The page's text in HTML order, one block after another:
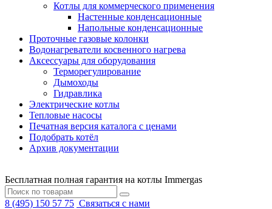
Котлы для коммерческого применения
Настенные конденсационные
Напольные конденсационные
Проточные газовые колонки
Водонагреватели косвенного нагрева
Аксессуары для оборудования
Терморегулирование
Дымоходы
Гидравлика
Электрические котлы
Тепловые насосы
Печатная версия каталога с ценами
Подобрать котёл
Архив документации
Бесплатная полная гарантия на котлы Immergas
8 (495) 150 57 75 Связаться с нами